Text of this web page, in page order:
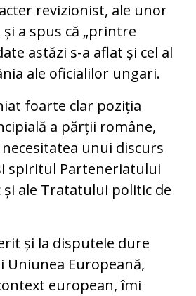
revizionist, ale unor
a spus că „printre
astăzi s-a aflat și cel al
ale oficialilor ungari.
foarte clar poziția
a părții române,
unui discurs
spiritul Parteneriatului
ale Tratatului politic de
și la disputele dure
Uniunea Europeană,
european, îmi